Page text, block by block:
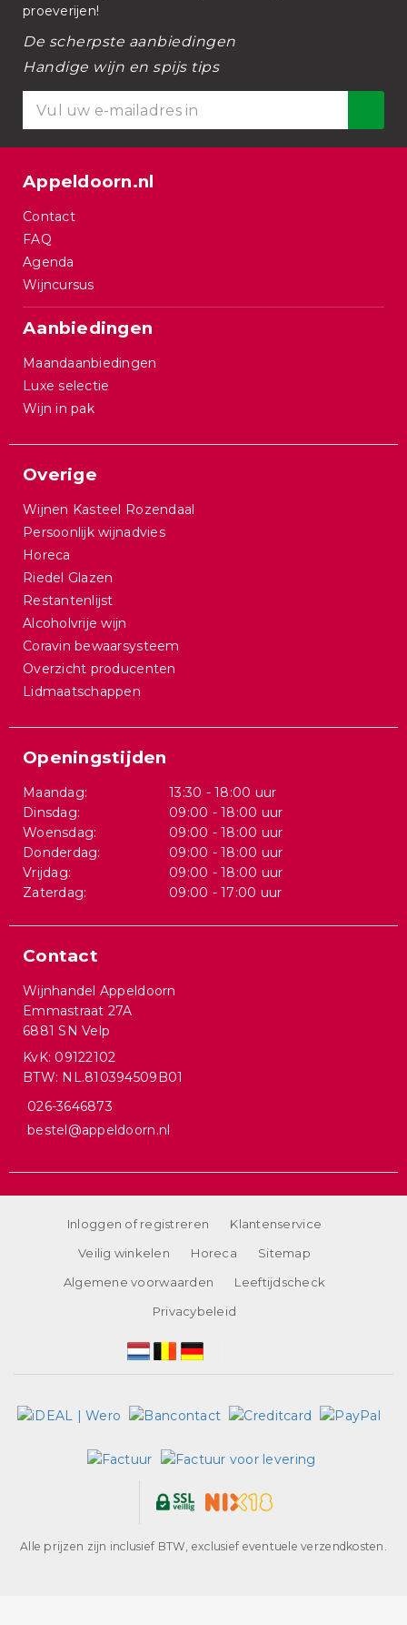
proeverijen!
De scherpste aanbiedingen
Handige wijn en spijs tips
Appeldoorn.nl
Contact
FAQ
Agenda
Wijncursus
Aanbiedingen
Maandaanbiedingen
Luxe selectie
Wijn in pak
Overige
Wijnen Kasteel Rozendaal
Persoonlijk wijnadvies
Horeca
Riedel Glazen
Restantenlijst
Alcoholvrije wijn
Coravin bewaarsysteem
Overzicht producenten
Lidmaatschappen
Openingstijden
Maandag:
13:30 - 18:00 uur
Dinsdag:
09:00 - 18:00 uur
Woensdag:
09:00 - 18:00 uur
Donderdag:
09:00 - 18:00 uur
Vrijdag:
09:00 - 18:00 uur
Zaterdag:
09:00 - 17:00 uur
Contact
Wijnhandel Appeldoorn
Emmastraat 27A
6881 SN Velp
KvK: 09122102
BTW: NL.810394509B01
026-3646873
bestel@appeldoorn.nl
Inloggen of registreren
Klantenservice
Veilig winkelen
Horeca
Sitemap
Algemene voorwaarden
Leeftijdscheck
Privacybeleid
Alle prijzen zijn inclusief BTW, exclusief eventuele verzendkosten.